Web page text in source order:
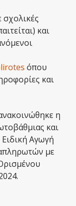
σχολικές
και
όπου
και
η
και
Αγωγή
με